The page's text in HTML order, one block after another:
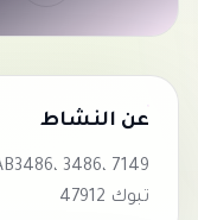
عن النشاط
تبوك 47912